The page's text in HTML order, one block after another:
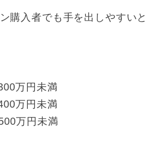
購入者でも手を出しやすいと
万円未満
万円未満
万円未満